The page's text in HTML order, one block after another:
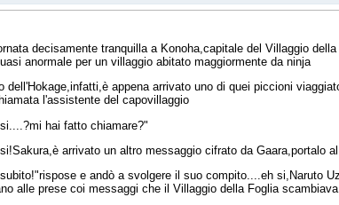
decisamente tranquilla a Konoha,capitale del Villaggio
anormale per un villaggio abitato maggiormente da ninja
dell'Hokage,infatti,è appena arrivato uno di quei piccioni
l'assistente del capovillaggio
hai fatto chiamare?"
arrivato un altro messaggio cifrato da Gaara,portalo
e andò a svolgere il suo compito....eh si,Naruto
alle prese coi messaggi che il Villaggio della Foglia